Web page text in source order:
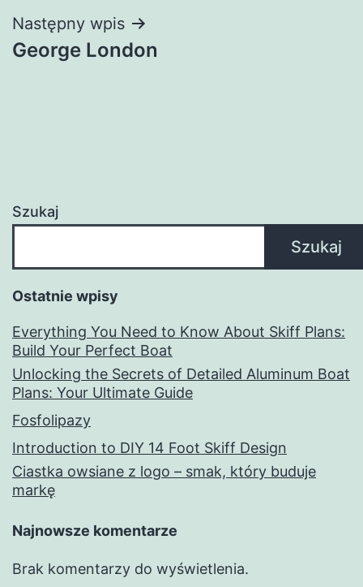
Następny wpis
George London
Szukaj
Szukaj
Ostatnie wpisy
Everything You Need to Know About Skiff Plans:
Build Your Perfect Boat
Unlocking the Secrets of Detailed Aluminum Boat
Plans: Your Ultimate Guide
Fosfolipazy
Introduction to DIY 14 Foot Skiff Design
Ciastka owsiane z logo – smak, który buduje
markę
Najnowsze komentarze
Brak komentarzy do wyświetlenia.